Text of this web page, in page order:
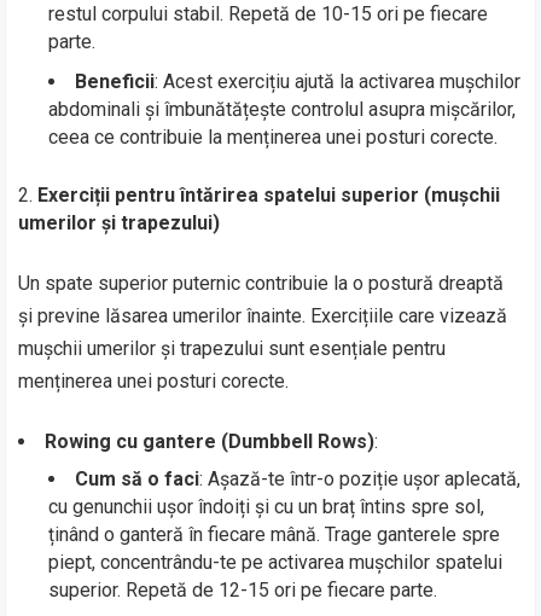
restul corpului stabil. Repetă de 10-15 ori pe fiecare
parte.
Beneficii: Acest exercițiu ajută la activarea mușchilor
abdominali și îmbunătățește controlul asupra mișcărilor,
ceea ce contribuie la menținerea unei posturi corecte.
Exerciții pentru întărirea spatelui superior (mușchii
umerilor și trapezului)
Un spate superior puternic contribuie la o postură dreaptă
și previne lăsarea umerilor înainte. Exercițiile care vizează
mușchii umerilor și trapezului sunt esențiale pentru
menținerea unei posturi corecte.
Rowing cu gantere (Dumbbell Rows):
Cum să o faci: Așază-te într-o poziție ușor aplecată,
cu genunchii ușor îndoiți și cu un braț întins spre sol,
ținând o ganteră în fiecare mână. Trage ganterele spre
piept, concentrându-te pe activarea mușchilor spatelui
superior. Repetă de 12-15 ori pe fiecare parte.